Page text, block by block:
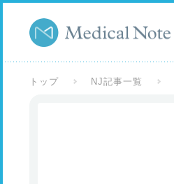
トップ NJ記事一覧